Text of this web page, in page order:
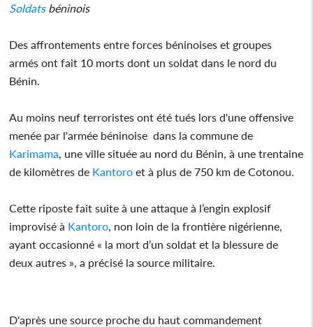
Soldatsbéninois
Des affrontements entre forces béninoises et groupes
armés ont fait 10 morts dont un soldat dans le nord du
Bénin.
Au moins neuf terroristes ont été tués lors d'une offensive
menée par l'armée béninoise dans la commune de
Karimama , une ville située au nord du Bénin, à une trentaine
de kilomètres de Kantoro et à plus de 750 km de Cotonou.
Cette riposte fait suite à une attaque à l’engin explosif
improvisé à Kantoro , non loin de la frontière nigérienne,
ayant occasionné « la mort d’un soldat et la blessure de
deux autres », a précisé la source militaire.
D'après une source proche du haut commandement